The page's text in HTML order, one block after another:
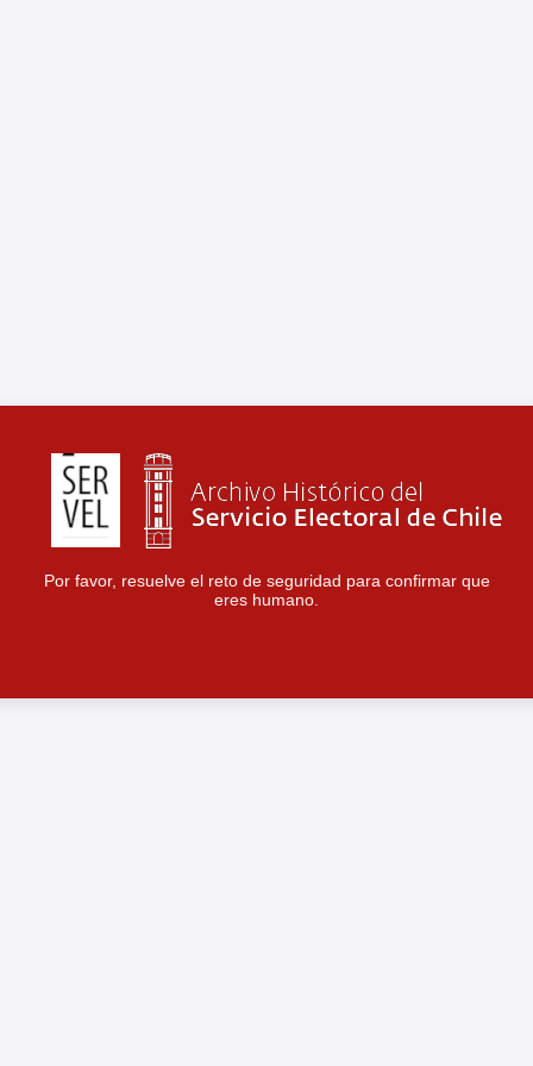
Por favor, resuelve el reto de seguridad para confirmar que
eres humano.